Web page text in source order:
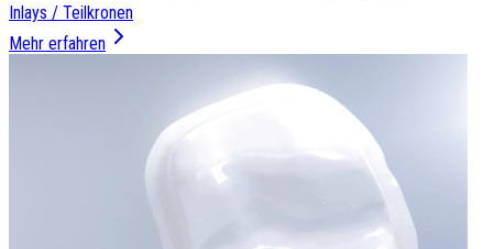
Inlays / Teilkronen
Mehr erfahren